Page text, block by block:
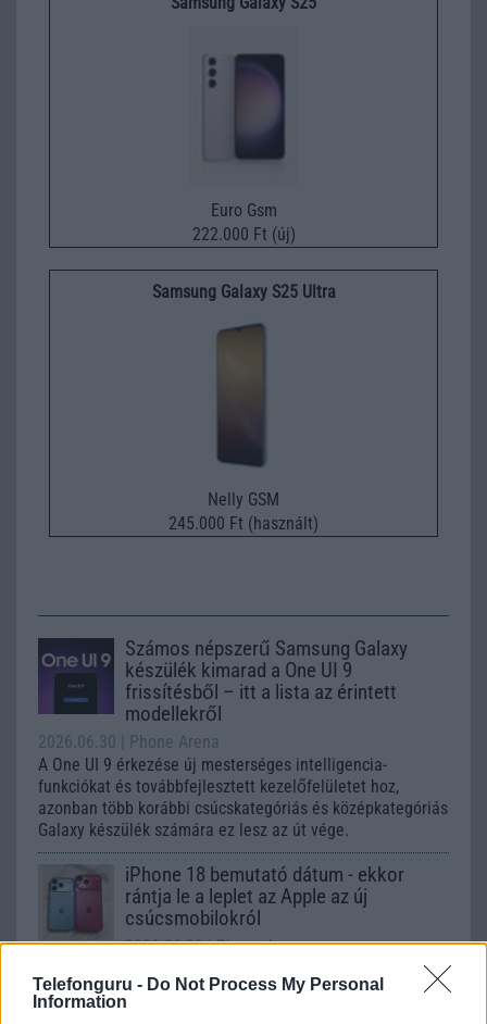
Telefonguru - Do Not Process My Personal
Information
Euro Gsm
222.000 Ft (új)
Samsung Galaxy S25 Ultra
Nelly GSM
245.000 Ft (használt)
Számos népszerű Samsung Galaxy
készülék kimarad a One UI 9
frissítésből – itt a lista az érintett
modellekről
2026.06.30
| Phone Arena
A One UI 9 érkezése új mesterséges intelligencia-
funkciókat és továbbfejlesztett kezelőfelületet hoz,
azonban több korábbi csúcskategóriás és középkategóriás
Galaxy készülék számára ez lesz az út vége.
iPhone 18 bemutató dátum - ekkor
rántja le a leplet az Apple az új
csúcsmobilokról
2026.06.29| Phone Arena
mellett a régóta pletykált hajlítható iPhone Ultra is
bemutatkozhat, miközben az áremelésekről szóló